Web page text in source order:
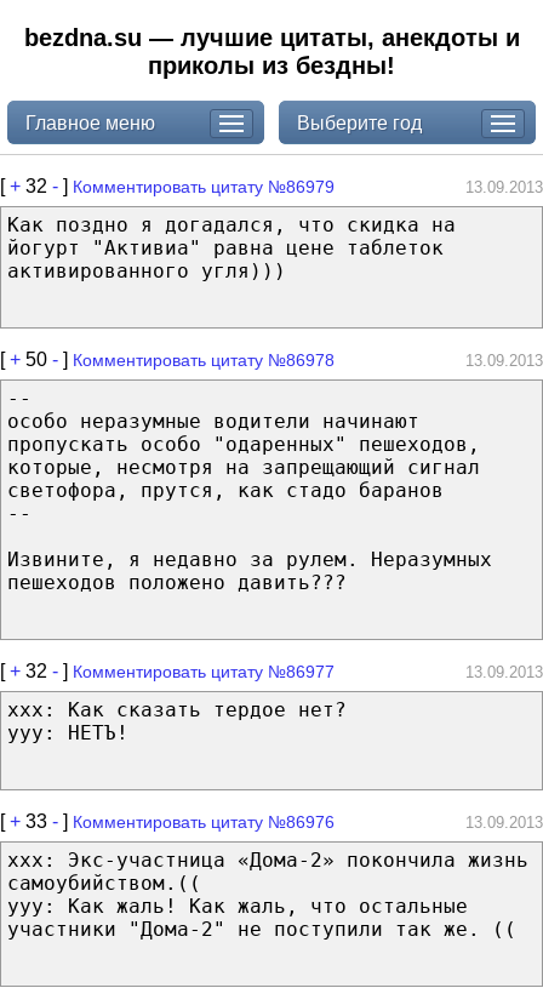
bezdna.su — лучшие цитаты, анекдоты и
приколы из бездны!
Главное меню Выберите год
[+ 32 - ] Комментировать цитату №86979 13.09.2013
Как поздно я догадался, что скидка на
йогурт "Активиа" равна цене таблеток
активированного угля)))
[+ 50 - ] Комментировать цитату №86978 13.09.2013
--
особо неразумные водители начинают
пропускать особо "одаренных" пешеходов,
которые, несмотря на запрещающий сигнал
светофора, прутся, как стадо баранов
--
Извините, я недавно за рулем. Неразумных
пешеходов положено давить???
[+ 32 - ] Комментировать цитату №86977 13.09.2013
xxx: Как сказать тердое нет?
yyy: НЕТЪ!
[+ 33 - ] Комментировать цитату №86976 13.09.2013
xxx: Экс-участница «Дома-2» покончила жизнь
самоубийством.((
yyy: Как жаль! Как жаль, что остальные
участники "Дома-2" не поступили так же. ((